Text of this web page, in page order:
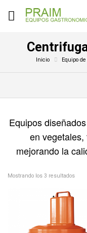
Inicio Equipo
Equipos
en
mejorando la
Mostrando los 3 resultados